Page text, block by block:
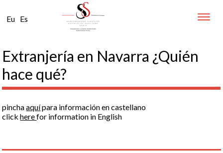
Eu Es
Toggle
Extranjería en Navarra ¿Quién
hace qué?
pinchaaquípara información en castellano
clickherefor information in English